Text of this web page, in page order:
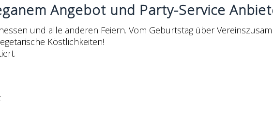
Angebot und Party-Service
und alle anderen Feiern. Vom Geburtstag über
Köstlichkeiten!